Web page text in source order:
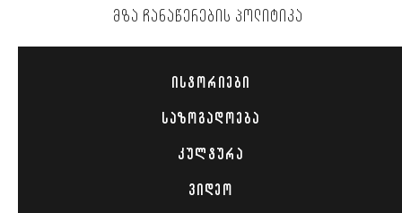
ᲛᲖᲐ ᲩᲐᲜᲐᲬᲔᲠᲔᲑᲘᲡ ᲞᲝᲚᲘᲢᲘᲙᲐ
ᲘᲡᲢᲝᲠᲘᲔᲑᲘ
ᲡᲐᲖᲝᲒᲐᲓᲝᲔᲑᲐ
ᲙᲣᲚᲢᲣᲠᲐ
ᲕᲘᲓᲔᲝ